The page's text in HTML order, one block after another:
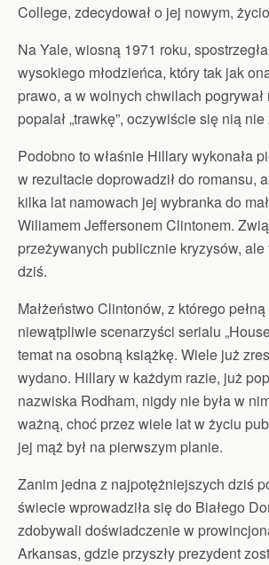
College, zdecydował o jej nowym,
Na Yale, wiosną 1971 roku,
wysokiego młodzieńca, który tak jak
prawo, a w wolnych chwilach
popalał „trawkę”, oczywiście się nią
Podobno to właśnie Hillary wykonała
w rezultacie doprowadził do romansu,
kilka lat namowach jej wybranka do
Wiliamem Jeffersonem Clintonem.
przeżywanych publicznie kryzysów,
dziś.
Małżeństwo Clintonów, z którego
niewątpliwie scenarzyści serialu
temat na osobną książkę. Wiele już
wydano. Hillary w każdym razie, już
nazwiska Rodham, nigdy nie była w
ważną, choć przez wiele lat w życiu
jej mąż był na pierwszym planie.
Zanim jedna z najpotężniejszych dziś
świecie wprowadziła się do Białego
zdobywali doświadczenie w
Arkansas, gdzie przyszły prezydent